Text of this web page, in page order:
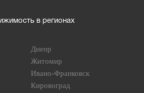
в регионах
Днепр
Житомир
Ивано-Франковск
Кировоград